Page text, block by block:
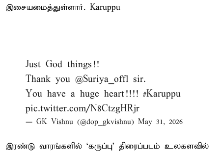
இசையமைத்துள்ளார். Karuppu
Just God things!!
Thank you @Suriya_offl sir.
You have a huge heart!!!! #Karuppu
pic.twitter.com/N8CtzgHRjr
— GK Vishnu (@dop_gkvishnu) May 31, 2026
இரண்டு வாரங்களில் ‘கருப்பு’ திரைப்படம் உலகளவில்